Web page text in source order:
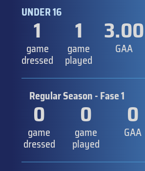
UNDER 16
1
game
dressed
1
game
played
3.00
GAA
Regular Season - Fase 1
0
game
dressed
0
game
played
0
GAA